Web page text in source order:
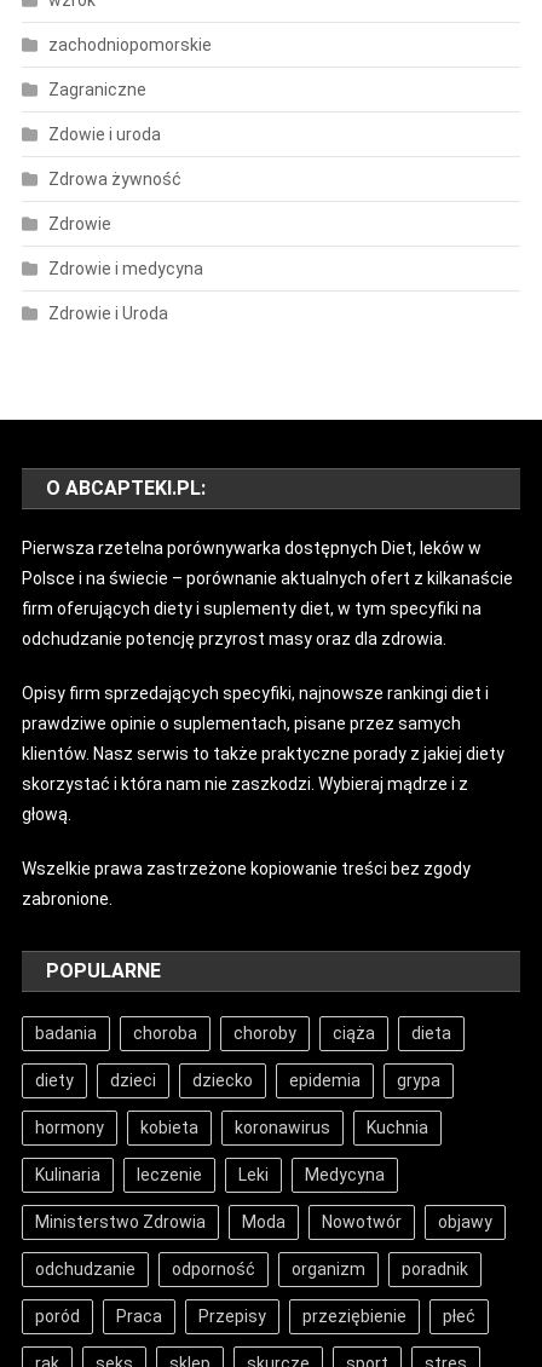
zachodniopomorskie
Zagraniczne
Zdowie i uroda
Zdrowa żywność
Zdrowie
Zdrowie i medycyna
Zdrowie i Uroda
O ABCAPTEKI.PL:
Pierwsza rzetelna porównywarka dostępnych Diet, leków w
Polsce i na świecie – porównanie aktualnych ofert z kilkanaście
firm oferujących diety i suplementy diet, w tym specyfiki na
odchudzanie potencję przyrost masy oraz dla zdrowia.
Opisy firm sprzedających specyfiki, najnowsze rankingi diet i
prawdziwe opinie o suplementach, pisane przez samych
klientów. Nasz serwis to także praktyczne porady z jakiej diety
skorzystać i która nam nie zaszkodzi. Wybieraj mądrze i z
głową.
Wszelkie prawa zastrzeżone kopiowanie treści bez zgody
zabronione.
POPULARNE
badania choroba choroby ciąża dieta
diety dzieci dziecko epidemia grypa
hormony kobieta koronawirus Kuchnia
Kulinaria leczenie Leki Medycyna
Ministerstwo Zdrowia Moda Nowotwór objawy
odchudzanie odporność organizm poradnik
poród Praca Przepisy przeziębienie płeć
rak seks sklep skurcze sport stres